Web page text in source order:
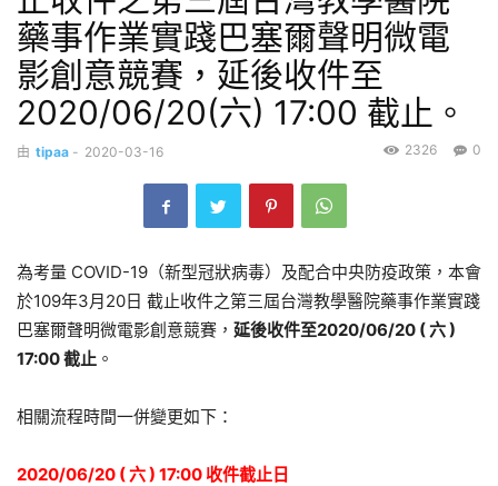
藥事作業實踐巴塞爾聲明微電
影創意競賽，延後收件至
2020/06/20(六) 17:00 截止。
由 tipaa - 2020-03-16 0
2326
為考量 COVID-19（新型冠狀病毒）及配合中央防疫政策，本會
於109年3月20日 截止收件之第三屆台灣教學醫院藥事作業實踐
巴塞爾聲明微電影創意競賽， 延後收件至2020/06/20 ( 六 )
17:00 截止 。
相關流程時間一併變更如下：
2020/06/20 ( 六 ) 17:00 收件截止日